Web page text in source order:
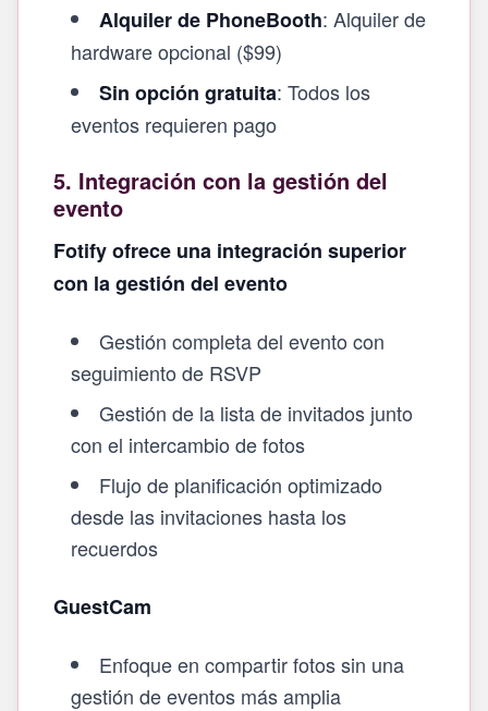
Alquiler de PhoneBooth: Alquiler de
hardware opcional ($99)
Sin opción gratuita: Todos los
eventos requieren pago
5. Integración con la gestión del
evento
Fotify ofrece una integración superior
con la gestión del evento
Gestión completa del evento con
seguimiento de RSVP
Gestión de la lista de invitados junto
con el intercambio de fotos
Flujo de planificación optimizado
desde las invitaciones hasta los
recuerdos
GuestCam
Enfoque en compartir fotos sin una
gestión de eventos más amplia